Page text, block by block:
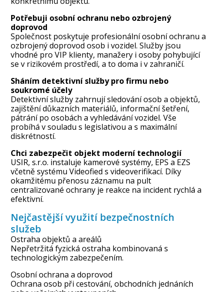
Potřebuji osobní ochranu nebo ozbrojený
doprovod
Společnost poskytuje profesionální osobní ochranu a
ozbrojený doprovod osob i vozidel. Služby jsou
vhodné pro VIP klienty, manažery i osoby pohybující
se v rizikovém prostředí, a to doma i v zahraničí.
Sháním detektivní služby pro firmu nebo
soukromé účely
Detektivní služby zahrnují sledování osob a objektů,
zajištění důkazních materiálů, informační šetření,
pátrání po osobách a vyhledávání vozidel. Vše
probíhá v souladu s legislativou a s maximální
diskrétností.
Chci zabezpečit objekt moderní technologií
USIR, s.r.o. instaluje kamerové systémy, EPS a EZS
včetně systému Videofied s videoverifikací. Díky
okamžitému přenosu záznamu na pult
centralizované ochrany je reakce na incident rychlá a
efektivní.
Nejčastější využití bezpečnostních
služeb
Ostraha objektů a areálů
Nepřetržitá fyzická ostraha kombinovaná s
technologickým zabezpečením.
Osobní ochrana a doprovod
Ochrana osob při cestování, obchodních jednáních